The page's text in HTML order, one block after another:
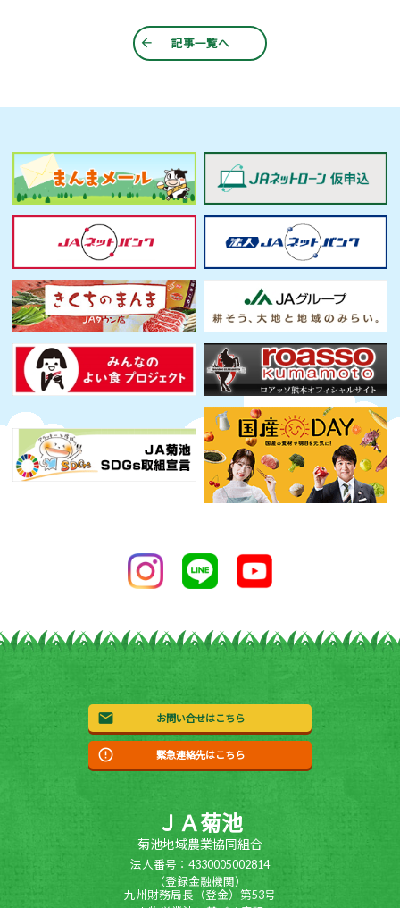
記事一覧へ
お問い合せはこちら
緊急連絡先はこちら
ＪＡ菊池
菊池地域農業協同組合
法人番号：4330005002814
（登録金融機関）
九州財務局長（登金）第53号